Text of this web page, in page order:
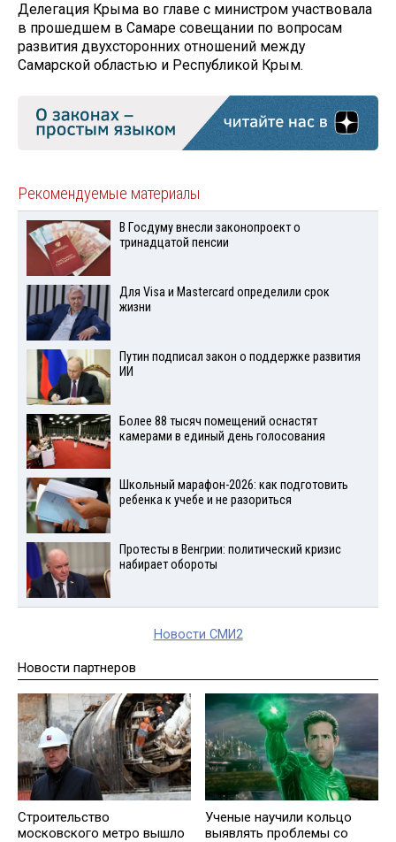
Делегация Крыма во главе с министром участвовала
в прошедшем в Самаре совещании по вопросам
развития двухсторонних отношений между
Самарской областью и Республикой Крым.
Рекомендуемые материалы
В Госдуму внесли законопроект о
тринадцатой пенсии
Для Visа и Mastercard определили срок
жизни
Путин подписал закон о поддержке развития
ИИ
Более 88 тысяч помещений оснастят
камерами в единый день голосования
Школьный марафон-2026: как подготовить
ребенка к учебе и не разориться
Протесты в Венгрии: политический кризис
набирает обороты
Новости СМИ2
Новости партнеров
Строительство
московского метро вышло
Ученые научили кольцо
выявлять проблемы со